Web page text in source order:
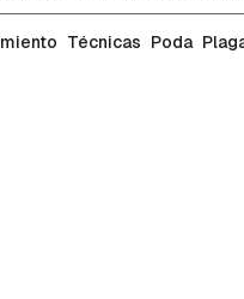
Técnicas Poda